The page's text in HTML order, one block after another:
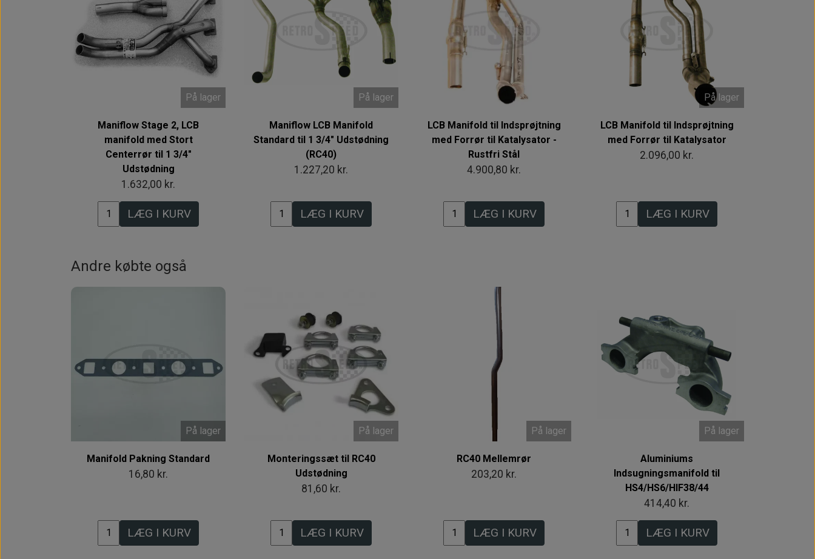
På lager
Maniflow Stage 2, LCB
manifold med Stort
Centerrør til 1 3/4"
Udstødning
1.632,00 kr.
LÆG I KURV
På lager
Maniflow LCB Manifold
Standard til 1 3/4" Udstødning
(RC40)
1.227,20 kr.
LÆG I KURV
LCB Manifold til Indsprøjtning
med Forrør til Katalysator -
Rustfri Stål
4.900,80 kr.
LÆG I KURV
På lager
LCB Manifold til Indsprøjtning
med Forrør til Katalysator
2.096,00 kr.
LÆG I KURV
Andre købte også
På lager
Manifold Pakning Standard
16,80 kr.
LÆG I KURV
På lager
Monteringssæt til RC40
Udstødning
81,60 kr.
LÆG I KURV
På lager
RC40 Mellemrør
203,20 kr.
LÆG I KURV
På lager
Aluminiums
Indsugningsmanifold til
HS4/HS6/HIF38/44
414,40 kr.
LÆG I KURV